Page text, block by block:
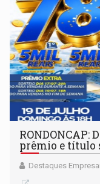
RONDONCAP:
prêmio e título
Destaques